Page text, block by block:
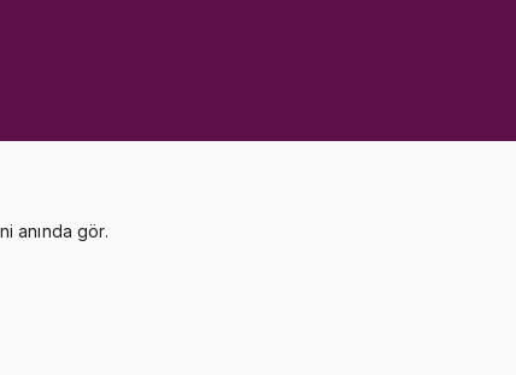
anında gör.